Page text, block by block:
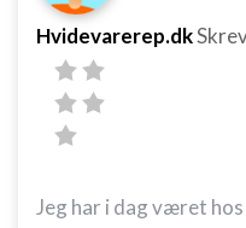
Hvidevarerep.dk
Jeg har i dag været